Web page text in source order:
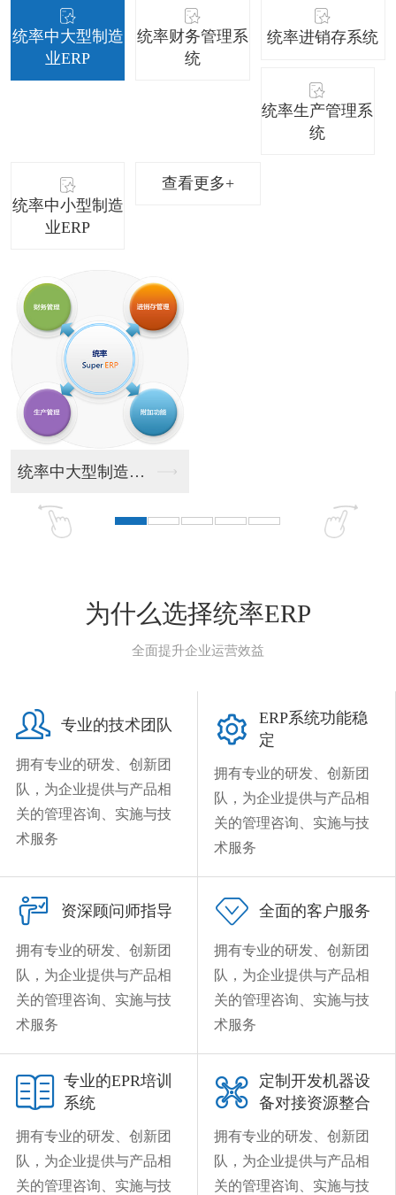
统率中大型制造
业ERP
统率财务管理系
统
统率进销存系统
统率生产管理系
统
统率中小型制造
业ERP
查看更多+
统率中大型制造业ER...
为什么选择统率ERP
全面提升企业运营效益
 专业的技术团队
拥有专业的研发、创新团
队，为企业提供与产品相
关的管理咨询、实施与技
术服务

ERP系统功能稳
定
拥有专业的研发、创新团
队，为企业提供与产品相
关的管理咨询、实施与技
术服务
 资深顾问师指导
拥有专业的研发、创新团
队，为企业提供与产品相
关的管理咨询、实施与技
术服务
 全面的客户服务
拥有专业的研发、创新团
队，为企业提供与产品相
关的管理咨询、实施与技
术服务

专业的EPR培训
系统
拥有专业的研发、创新团
队，为企业提供与产品相
关的管理咨询、实施与技

定制开发机器设
备对接资源整合
拥有专业的研发、创新团
队，为企业提供与产品相
关的管理咨询、实施与技